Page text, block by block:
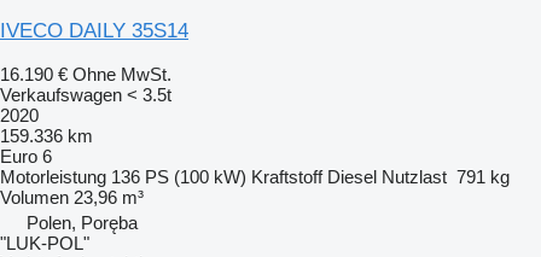
IVECO DAILY 35S14
16.190 € Ohne MwSt.
Verkaufswagen < 3.5t
2020
159.336 km
Euro 6
Motorleistung 136 PS (100 kW) Kraftstoff Diesel Nutzlast 791 kg
Volumen 23,96 m³
Polen, Poręba
"LUK-POL"